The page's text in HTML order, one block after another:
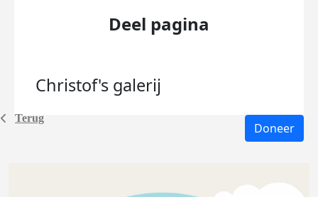
Terug
Deel pagina
Christof's galerij
Doneer